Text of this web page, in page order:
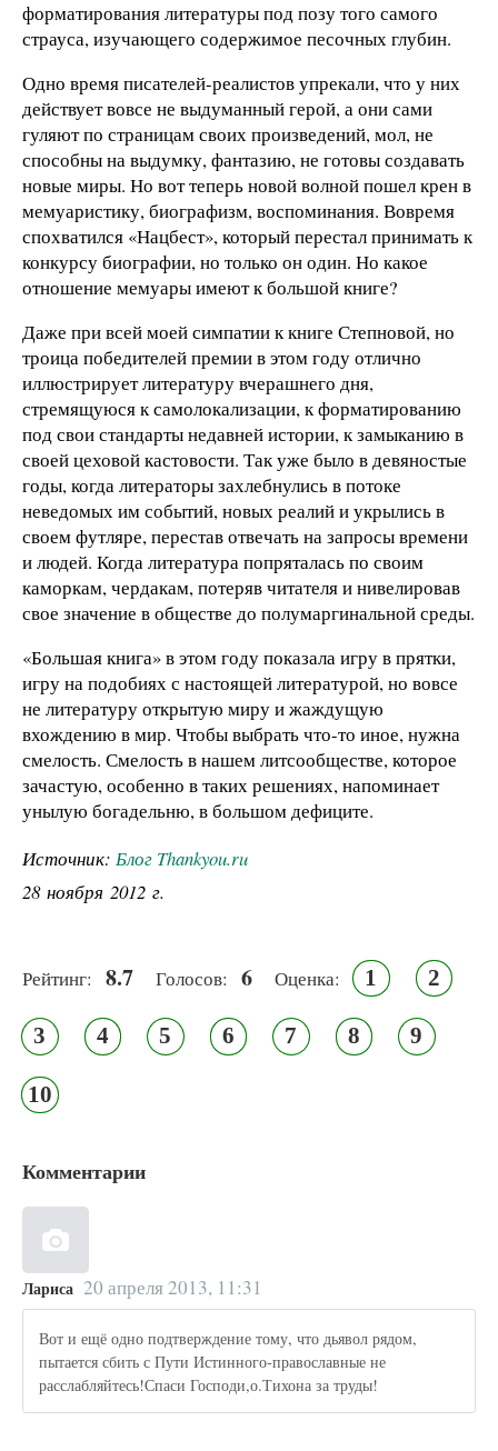
форматирования литературы под позу того самого
страуса, изучающего содержимое песочных глубин.
Одно время писателей-реалистов упрекали, что у них
действует вовсе не выдуманный герой, а они сами
гуляют по страницам своих произведений, мол, не
способны на выдумку, фантазию, не готовы создавать
новые миры. Но вот теперь новой волной пошел крен в
мемуаристику, биографизм, воспоминания. Вовремя
спохватился «Нацбест», который перестал принимать к
конкурсу биографии, но только он один. Но какое
отношение мемуары имеют к большой книге?
Даже при всей моей симпатии к книге Степновой, но
троица победителей премии в этом году отлично
иллюстрирует литературу вчерашнего дня,
стремящуюся к самолокализации, к форматированию
под свои стандарты недавней истории, к замыканию в
своей цеховой кастовости. Так уже было в девяностые
годы, когда литераторы захлебнулись в потоке
неведомых им событий, новых реалий и укрылись в
своем футляре, перестав отвечать на запросы времени
и людей. Когда литература попряталась по своим
каморкам, чердакам, потеряв читателя и нивелировав
свое значение в обществе до полумаргинальной среды.
«Большая книга» в этом году показала игру в прятки,
игру на подобиях с настоящей литературой, но вовсе
не литературу открытую миру и жаждущую
вхождению в мир. Чтобы выбрать что-то иное, нужна
смелость. Смелость в нашем литсообществе, которое
зачастую, особенно в таких решениях, напоминает
унылую богадельню, в большом дефиците.
Источник: Блог Thankyou.ru
28 ноября 2012 г.
Рейтинг: 8.7 Голосов: 6 Оценка: 1 2
3 4 5 6 7 8 9
10
Комментарии
Лариса 20 апреля 2013, 11:31
Вот и ещё одно подтверждение тому, что дьявол рядом,
пытается сбить с Пути Истинного-православные не
расслабляйтесь!Спаси Господи,о.Тихона за труды!